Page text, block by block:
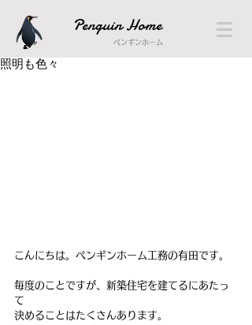
Penguin Home
ペンギンホーム
照明も色々
こんにちは。ペンギンホーム工務の有田です。
毎度のことですが、新築住宅を建てるにあたっ
て
決めることはたくさんあります。